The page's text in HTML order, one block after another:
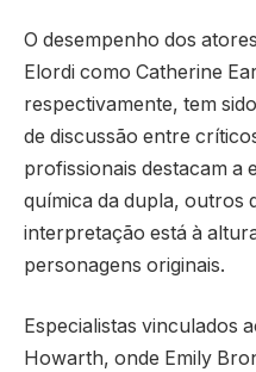
O desempenho dos
Elordi como Catherine
respectivamente, tem
de discussão entre
profissionais destacam a
química da dupla, outros
interpretação está à
personagens originais.
Especialistas vinculados
Howarth, onde Emily